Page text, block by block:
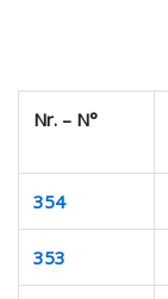
Nr. – N°
354
353